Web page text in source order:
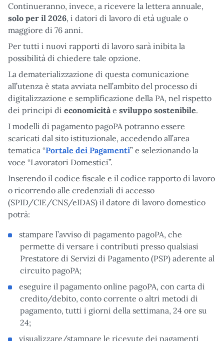
Continueranno, invece, a ricevere la lettera annuale,
solo per il 2026, i datori di lavoro di età uguale o
maggiore di 76 anni.
Per tutti i nuovi rapporti di lavoro sarà inibita la
possibilità di chiedere tale opzione.
La dematerializzazione di questa comunicazione
all’utenza è stata avviata nell’ambito del processo di
digitalizzazione e semplificazione della PA, nel rispetto
dei principi di economicità e sviluppo sostenibile.
I modelli di pagamento pagoPA potranno essere
scaricati dal sito istituzionale, accedendo all’area
tematica “Portale dei Pagamenti” e selezionando la
voce “Lavoratori Domestici”.
Inserendo il codice fiscale e il codice rapporto di lavoro
o ricorrendo alle credenziali di accesso
(SPID/CIE/CNS/eIDAS) il datore di lavoro domestico
potrà:
stampare l’avviso di pagamento pagoPA, che
permette di versare i contributi presso qualsiasi
Prestatore di Servizi di Pagamento (PSP) aderente al
circuito pagoPA;
eseguire il pagamento online pagoPA, con carta di
credito/debito, conto corrente o altri metodi di
pagamento, tutti i giorni della settimana, 24 ore su
24;
visualizzare/stampare le ricevute dei pagamenti